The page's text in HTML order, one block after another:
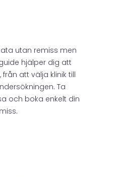
utan remiss men
hjälper dig att
att välja klinik till
Ta
och boka enkelt din